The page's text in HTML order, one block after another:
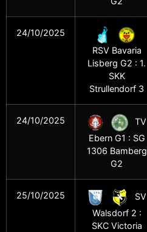
24/10/2025
RSV Bavaria
Lisberg G2 : 1.
SKK
Strullendorf 3
24/10/2025
TV
Ebern G1 : SG
1306 Bamberg
G2
25/10/2025
SV
Walsdorf 2 :
SKC Victoria